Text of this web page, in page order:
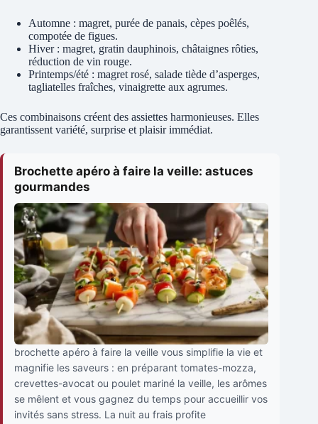
Automne : magret, purée de panais, cèpes poêlés,
compotée de figues.
Hiver : magret, gratin dauphinois, châtaignes rôties,
réduction de vin rouge.
Printemps/été : magret rosé, salade tiède d’asperges,
tagliatelles fraîches, vinaigrette aux agrumes.
Ces combinaisons créent des assiettes harmonieuses. Elles
garantissent variété, surprise et plaisir immédiat.
Brochette apéro à faire la veille: astuces
gourmandes
brochette apéro à faire la veille vous simplifie la vie et
magnifie les saveurs : en préparant tomates-mozza,
crevettes-avocat ou poulet mariné la veille, les arômes
se mêlent et vous gagnez du temps pour accueillir vos
invités sans stress. La nuit au frais profite